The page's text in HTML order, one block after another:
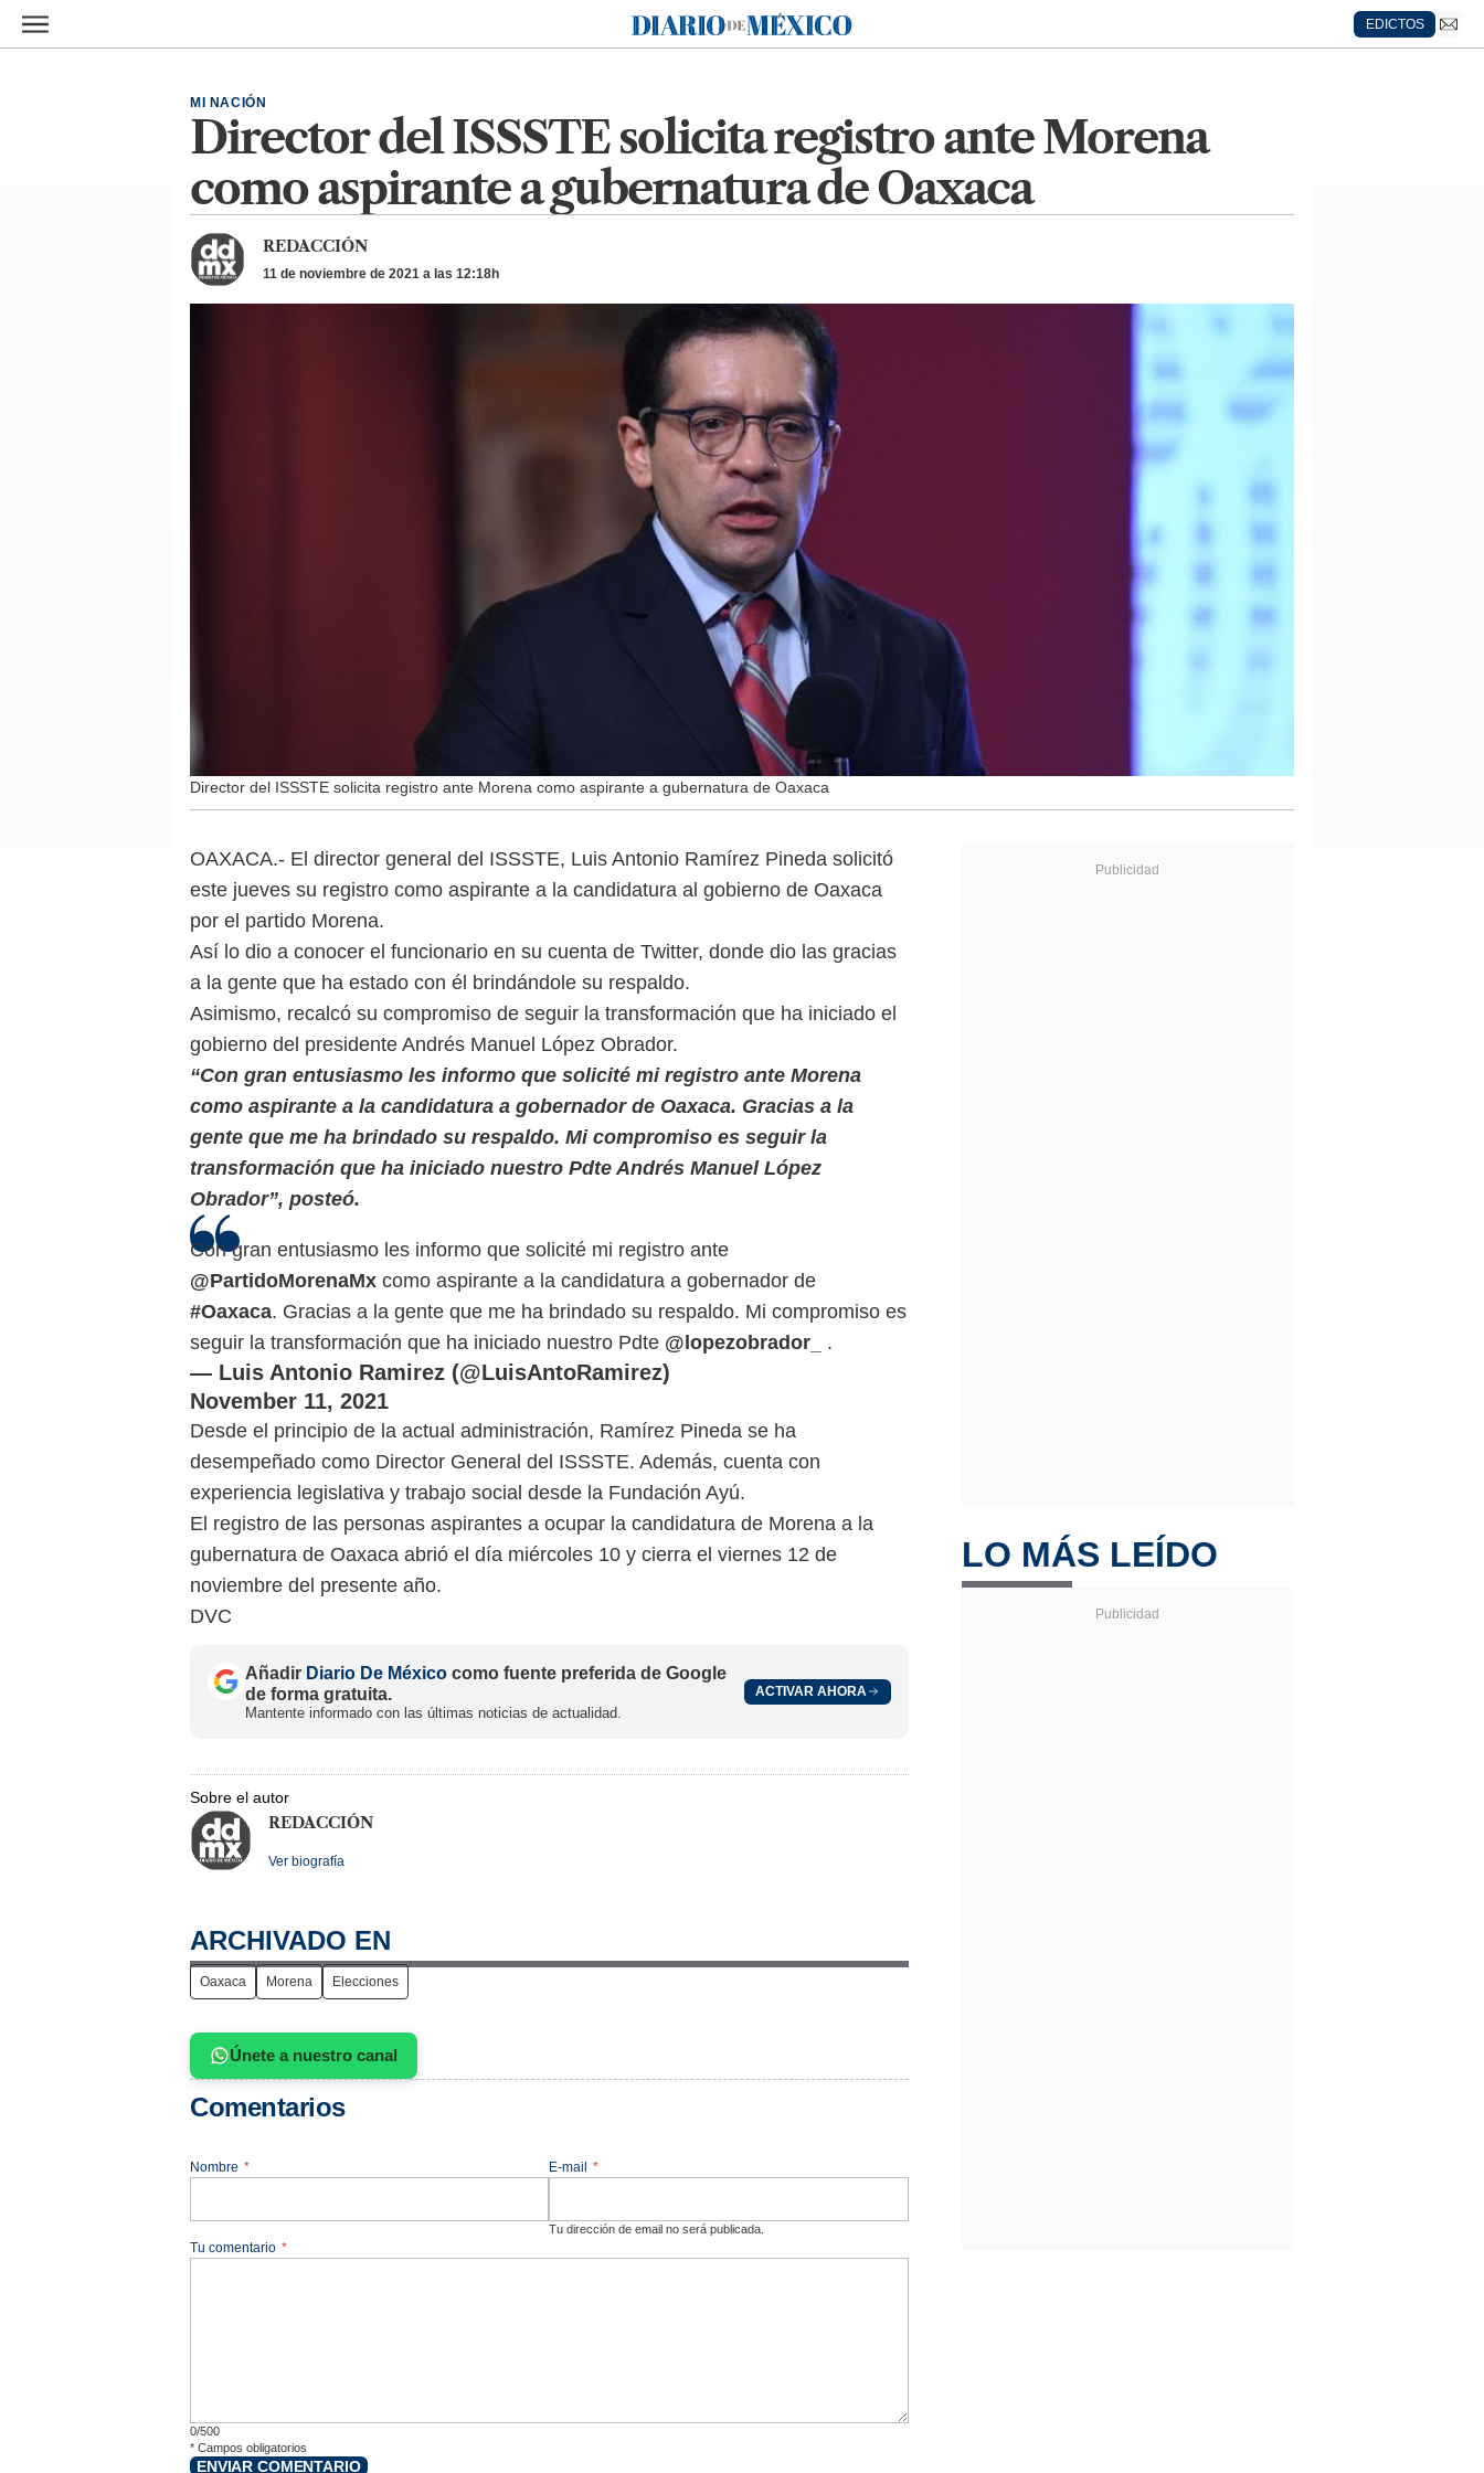
Ir al contenido principal
Diario de México
EDICTOS
Director del ISSSTE solicita registro ante Morena
como aspirante a gubernatura de Oaxaca
MI NACIÓN
REDACCIÓN
11 de noviembre de 2021 a las 12:18h
Director del ISSSTE solicita registro ante Morena como aspirante a gubernatura de Oaxaca
OAXACA.- El director general del ISSSTE, Luis Antonio Ramírez Pineda solicitó
este jueves su registro como aspirante a la candidatura al gobierno de Oaxaca
por el partido Morena.
Así lo dio a conocer el funcionario en su cuenta de Twitter, donde dio las gracias
a la gente que ha estado con él brindándole su respaldo.
Asimismo, recalcó su compromiso de seguir la transformación que ha iniciado el
gobierno del presidente Andrés Manuel López Obrador.
“Con gran entusiasmo les informo que solicité mi registro ante Morena
como aspirante a la candidatura a gobernador de Oaxaca. Gracias a la
gente que me ha brindado su respaldo. Mi compromiso es seguir la
transformación que ha iniciado nuestro Pdte Andrés Manuel López
Obrador”, posteó.
Con gran entusiasmo les informo que solicité mi registro ante
@PartidoMorenaMx como aspirante a la candidatura a gobernador de
#Oaxaca. Gracias a la gente que me ha brindado su respaldo. Mi compromiso es
seguir la transformación que ha iniciado nuestro Pdte @lopezobrador_ .
— Luis Antonio Ramirez (@LuisAntoRamirez)
November 11, 2021
Desde el principio de la actual administración, Ramírez Pineda se ha
desempeñado como Director General del ISSSTE. Además, cuenta con
experiencia legislativa y trabajo social desde la Fundación Ayú.
El registro de las personas aspirantes a ocupar la candidatura de Morena a la
gubernatura de Oaxaca abrió el día miércoles 10 y cierra el viernes 12 de
noviembre del presente año.
DVC
Añadir Diario De México como fuente preferida de Google
de forma gratuita.
Mantente informado con las últimas noticias de actualidad.
ACTIVAR AHORA
Sobre el autor
REDACCIÓN
Ver biografía
ARCHIVADO EN
Oaxaca Morena Elecciones
Únete a nuestro canal
Comentarios
Nombre * E-mail *
Tu dirección de email no será publicada.
Tu comentario *
0/500
* Campos obligatorios
ENVIAR COMENTARIO
LO MÁS LEÍDO